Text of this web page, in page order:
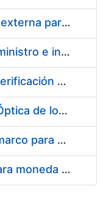
Servicios de una empresa externa para el asesoramiento y resolución de los recursos de alzada que se presentan relacionados con procesos de selección para la FNMT-RCM
Acuerdo marco para el suministro e instalación de persianas, estores y otros complementos
Servicio de Calibración y Verificación Externa de los Equipos de Medición del Servicio de Prevención de la FNMT-RCM
Conexión mediante Fibra Óptica de los Centros de Proceso de Datos (CPDs) de las sedes de la FNMT-RCM de Burgos y Madrid
Contratación de acuerdo marco para el Suministro de Material de Electricidad para la Fábrica Nacional de Moneda y Timbre-Real Casa de la Moneda en su centro de trabajo de Burgos
Suministro de estuches para moneda de 30 €